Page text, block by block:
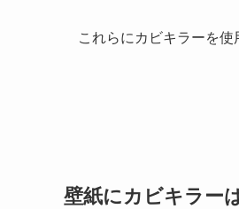
これらにカビキラーを使
壁紙にカビキラー